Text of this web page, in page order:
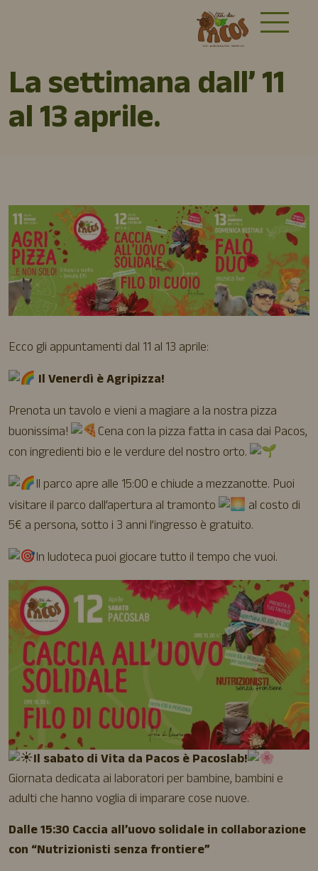
La settimana dall’ 11
al 13 aprile.
Ecco gli appuntamenti dal 11 al 13 aprile:
Il Venerdì è Agripizza!
Prenota un tavolo e vieni a magiare a la nostra pizza
buonissima!
Cena con la pizza fatta in casa dai Pacos,
con ingredienti bio e le verdure del nostro orto.
Il parco apre alle 15:00 e chiude a mezzanotte. Puoi
visitare il parco dall’apertura al tramonto
al costo di
5€ a persona, sotto i 3 anni l’ingresso è gratuito.
In ludoteca puoi giocare tutto il tempo che vuoi.
Il sabato di Vita da Pacos è Pacoslab!
Giornata dedicata ai laboratori per bambine, bambini e
adulti che hanno voglia di imparare cose nuove.
Dalle 15:30 Caccia all’uovo solidale in collaborazione
con “Nutrizionisti senza frontiere”